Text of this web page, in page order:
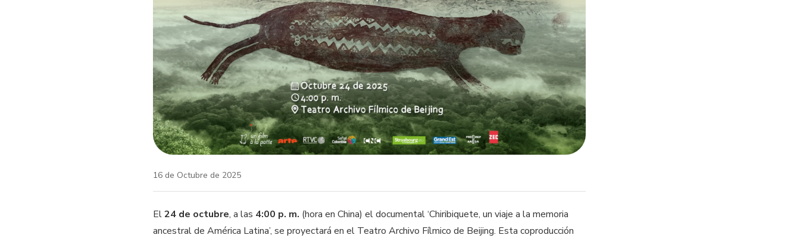
16 de Octubre de 2025
El24 de octubre, a las 4:00 p. m. (hora en China) el documental ‘Chiribiquete, un viaje a la memoria
ancestral de América Latina’, se proyectará en el Teatro Archivo Fílmico de Beijing. Esta coproducción